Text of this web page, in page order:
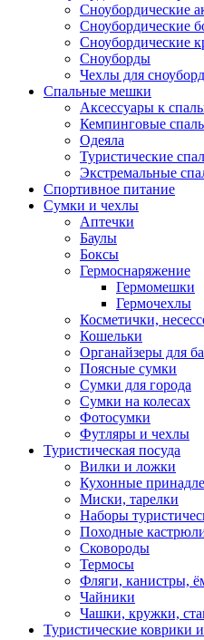
Сноубордические
Сноубордические
Сноубордические
Сноуборды
Чехлы для
Спальные мешки
Аксессуары к
Кемпинговые
Одеяла
Туристические
Экстремальные
Спортивное питание
Сумки и чехлы
Аптечки
Баулы
Боксы
Гермоснаряжение
Гермомешки
Гермочехлы
Косметички,
Кошельки
Органайзеры для
Поясные сумки
Сумки для города
Сумки на колесах
Фотосумки
Футляры и чехлы
Туристическая посуда
Вилки и ложки
Кухонные
Миски, тарелки
Наборы
Походные
Сковороды
Термосы
Фляги, канистры,
Чайники
Чашки, кружки,
Туристические коврики